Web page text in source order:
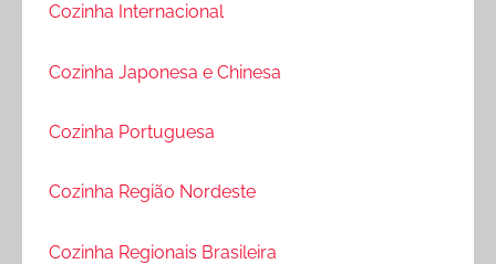
Cozinha Internacional
Cozinha Japonesa e Chinesa
Cozinha Portuguesa
Cozinha Região Nordeste
Cozinha Regionais Brasileira